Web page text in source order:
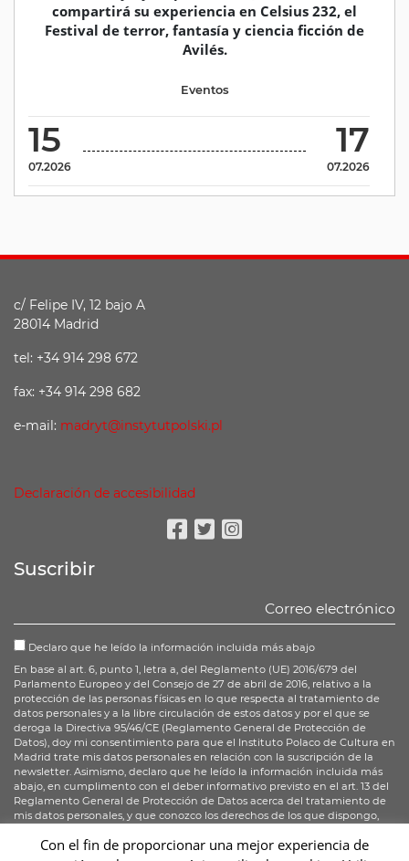
compartirá su experiencia en Celsius 232, el
Festival de terror, fantasía y ciencia ficción de
Avilés.
15
07.2026
17
07.2026
Eventos
c/ Felipe IV, 12 bajo A
28014 Madrid
tel: +34 914 298 672
fax: +34 914 298 682
e-mail: madryt@instytutpolski.pl
Declaración de accesibilidad
Suscribir
Declaro que he leído la información incluida más abajo
En base al art. 6, punto 1, letra a, del Reglamento (UE) 2016/679 del
Parlamento Europeo y del Consejo de 27 de abril de 2016, relativo a la
protección de las personas físicas en lo que respecta al tratamiento de
datos personales y a la libre circulación de estos datos y por el que se
deroga la Directiva 95/46/CE (Reglamento General de Protección de
Datos), doy mi consentimiento para que el Instituto Polaco de Cultura en
Madrid trate mis datos personales en relación con la suscripción de la
newsletter. Asimismo, declaro que he leído la información incluida más
abajo, en cumplimento con el deber informativo previsto en el art. 13 del
Reglamento General de Protección de Datos acerca del tratamiento de
mis datos personales, y que conozco los derechos de los que dispongo,
Con el fin de proporcionar una mejor experiencia de